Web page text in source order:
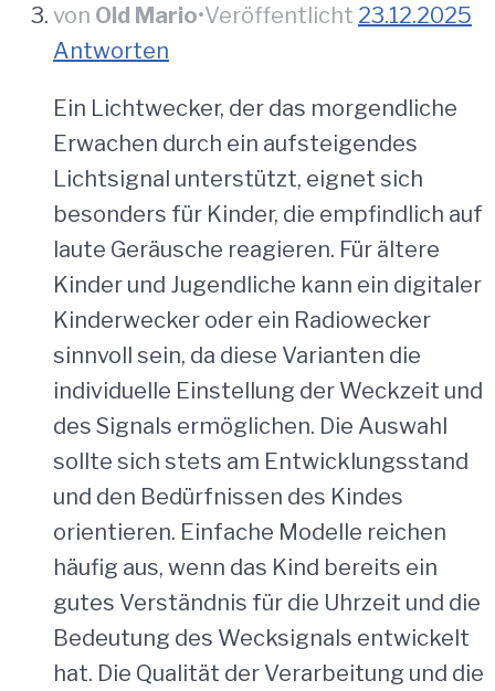
von Old Mario•Veröffentlicht 23.12.2025
Antworten
Ein Lichtwecker, der das morgendliche
Erwachen durch ein aufsteigendes
Lichtsignal unterstützt, eignet sich
besonders für Kinder, die empfindlich auf
laute Geräusche reagieren. Für ältere
Kinder und Jugendliche kann ein digitaler
Kinderwecker oder ein Radiowecker
sinnvoll sein, da diese Varianten die
individuelle Einstellung der Weckzeit und
des Signals ermöglichen. Die Auswahl
sollte sich stets am Entwicklungsstand
und den Bedürfnissen des Kindes
orientieren. Einfache Modelle reichen
häufig aus, wenn das Kind bereits ein
gutes Verständnis für die Uhrzeit und die
Bedeutung des Wecksignals entwickelt
hat. Die Qualität der Verarbeitung und die